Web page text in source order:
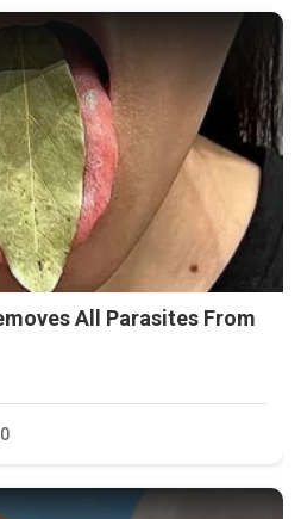
All Parasites From